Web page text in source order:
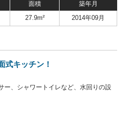
面積 築年月
27.9m² 2014年09月
キッチン！
ー、シャワートイレなど、水回りの設
にお勧めです。